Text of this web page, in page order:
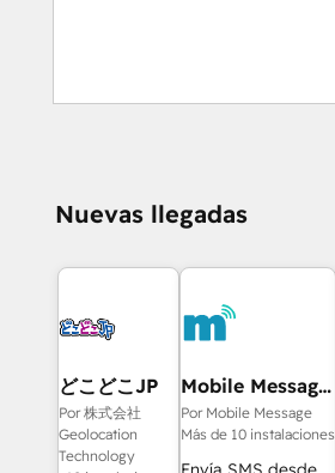
Nuevas llegadas
どこどこJP
Por 株式会社
Geolocation
Technology
Mobile Message
SMS
Por Mobile Message
Más de 10 instalaciones